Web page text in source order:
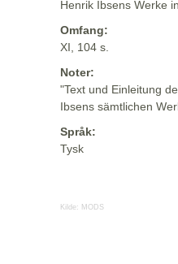
Henrik Ibsens Werke
Omfang:
XI, 104 s.
Noter:
"Text und Einleitung
Ibsens sämtlichen
Språk:
Tysk
Kilde: MODS